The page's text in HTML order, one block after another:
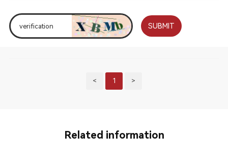
SUBMIT
< 1 >
Related information